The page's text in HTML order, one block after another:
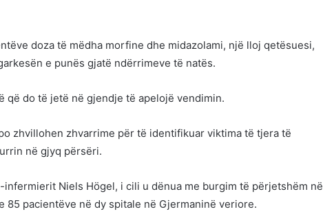
doza të mëdha morfine dhe midazolami, një lloj qetësuesi,
e punës gjatë ndërrimeve të natës.
që do të jetë në gjendje të apelojë vendimin.
zhvillohen zhvarrime për të identifikuar viktima të tjera të
në gjyq përsëri.
Niels Högel, i cili u dënua me burgim të përjetshëm në
85 pacientëve në dy spitale në Gjermaninë veriore.